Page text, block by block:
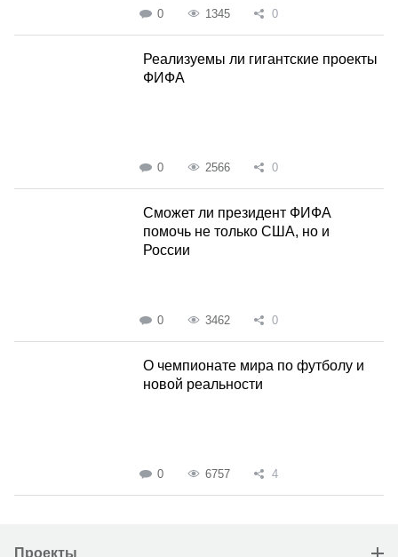
0 1345 0
Реализуемы ли гигантские проекты
ФИФА
0 2566 0
Сможет ли президент ФИФА
помочь не только США, но и
России
0 3462 0
О чемпионате мира по футболу и
новой реальности
0 6757 4
Проекты